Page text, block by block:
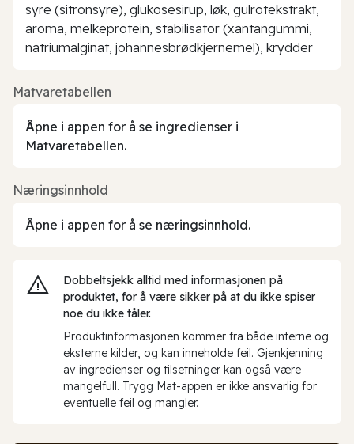
syre (sitronsyre), glukosesirup, løk, gulrotekstrakt,
aroma, melkeprotein, stabilisator (xantangummi,
natriumalginat, johannesbrødkjernemel), krydder
Matvaretabellen
Åpne i appen for å se ingredienser i
Matvaretabellen.
Næringsinnhold
Åpne i appen for å se næringsinnhold.
Dobbeltsjekk alltid med informasjonen på
produktet, for å være sikker på at du ikke spiser
noe du ikke tåler.
Produktinformasjonen kommer fra både interne og
eksterne kilder, og kan inneholde feil. Gjenkjenning
av ingredienser og tilsetninger kan også være
mangelfull. Trygg Mat-appen er ikke ansvarlig for
eventuelle feil og mangler.